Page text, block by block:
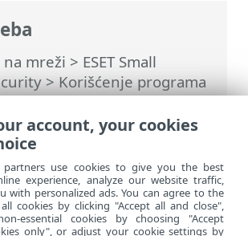
na mreži > ESET Small
>Korišćenje programa
Security>Napredno
>Ažuriranja > Vrati
prethodno stanje
account, your cookies
use cookies to give you the best
experience, analyze our website traffic,
with personalized ads. You can agree to the
cookies by clicking "Accept all and close",
essential cookies by choosing "Accept
only", or adjust your cookie settings by